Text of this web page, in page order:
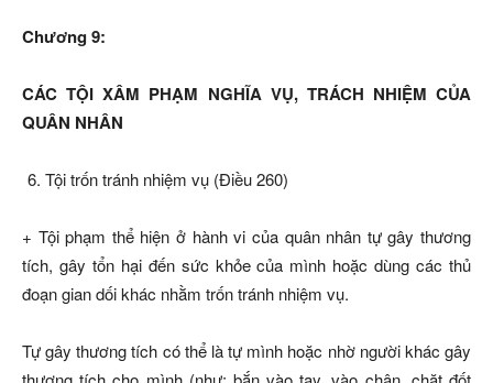
Chương 9:
CÁC TỘI XÂM PHẠM NGHĨA VỤ, TRÁCH NHIỆM CỦA
QUÂN NHÂN
Tội trốn tránh nhiệm vụ (Điều 260)
+ Tội phạm thể hiện ở hành vi của quân nhân tự gây thương
tích, gây tổn hại đến sức khỏe của mình hoặc dùng các thủ
đoạn gian dối khác nhằm trốn tránh nhiệm vụ.
Tự gây thương tích có thể là tự mình hoặc nhờ người khác gây